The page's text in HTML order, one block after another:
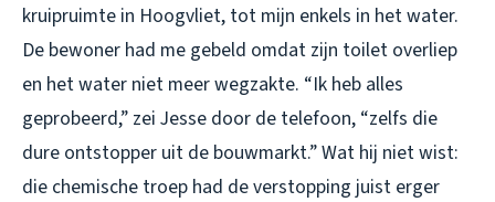
kruipruimte in Hoogvliet, tot mijn enkels in het water.
De bewoner had me gebeld omdat zijn toilet overliep
en het water niet meer wegzakte. “Ik heb alles
geprobeerd,” zei Jesse door de telefoon, “zelfs die
dure ontstopper uit de bouwmarkt.” Wat hij niet wist:
die chemische troep had de verstopping juist erger